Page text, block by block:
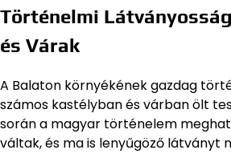
Történelmi
és Várak
A Balaton környékének gazdag
számos kastélyban és várban ölt
során a magyar történelem
váltak, és ma is lenyűgöző látványt